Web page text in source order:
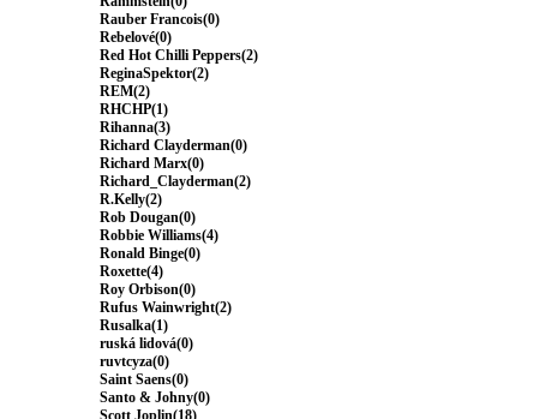
Rauber Francois(0)
Rebelové(0)
Red Hot Chilli Peppers(2)
ReginaSpektor(2)
REM(2)
RHCHP(1)
Rihanna(3)
Richard Clayderman(0)
Richard Marx(0)
Richard_Clayderman(2)
R.Kelly(2)
Rob Dougan(0)
Robbie Williams(4)
Ronald Binge(0)
Roxette(4)
Roy Orbison(0)
Rufus Wainwright(2)
Rusalka(1)
ruská lidová(0)
ruvtcyza(0)
Saint Saens(0)
Santo & Johny(0)
Scott Joplin(18)